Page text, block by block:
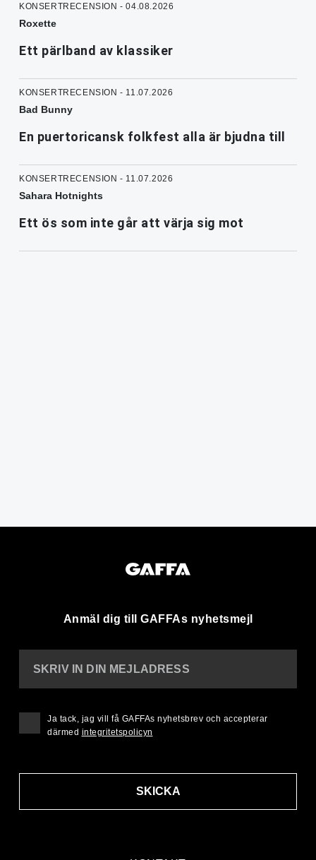
KONSERTRECENSION - 04.08.2026
Roxette
Ett pärlband av klassiker
KONSERTRECENSION - 11.07.2026
Bad Bunny
En puertoricansk folkfest alla är bjudna till
KONSERTRECENSION - 11.07.2026
Sahara Hotnights
Ett ös som inte går att värja sig mot
Anmäl dig till GAFFAs nyhetsmejl
SKRIV IN DIN MEJLADRESS
SKICKA
Ja tack, jag vill få GAFFAs nyhetsbrev och accepterar
därmed integritetspolicyn